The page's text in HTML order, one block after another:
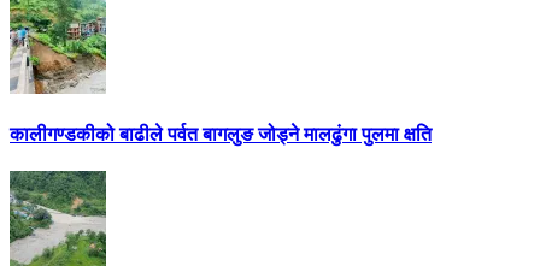
कालीगण्डकीको बाढीले पर्वत बागलुङ जोड्ने मालढुंगा पुलमा क्षति